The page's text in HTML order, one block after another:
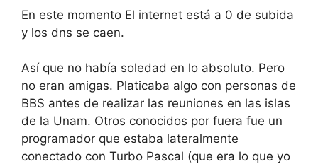
En este momento El internet está a 0 de subida
y los dns se caen.
Así que no había soledad en lo absoluto. Pero
no eran amigas. Platicaba algo con personas de
BBS antes de realizar las reuniones en las islas
de la Unam. Otros conocidos por fuera fue un
programador que estaba lateralmente
conectado con Turbo Pascal (que era lo que yo